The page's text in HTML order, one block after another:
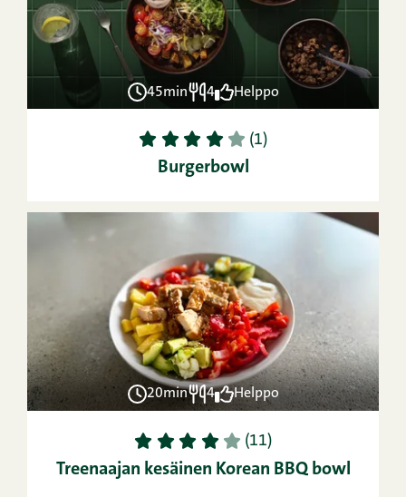
45min 4 Helppo
1 2 3 4 5 (1)
Burgerbowl
20min 4 Helppo
1 2 3 4 5 (11)
Treenaajan kesäinen Korean BBQ bowl